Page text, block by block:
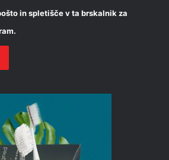
in spletišče v ta brskalnik za